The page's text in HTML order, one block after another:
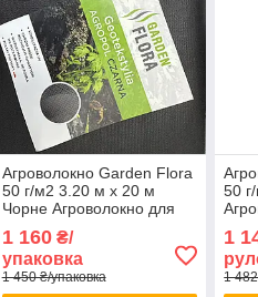
Агроволокно Garden Flora
50 г/м2 3.20 м х 20 м
Чорне Агроволокно для
для городу
1 160₴/
упаковка
1 450 ₴/упаковка
50
для
1
1